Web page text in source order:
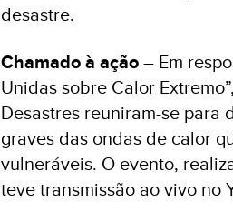
desastre.
Chamado à ação– Em
Unidas sobre Calor
Desastres reuniram-se
graves das ondas de calor
vulneráveis. O evento,
teve transmissão ao vivo no